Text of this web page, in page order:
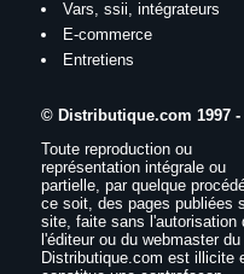
Vars, ssii, intégrateurs
E-commerce
Entretiens
© Distributique.com 1997 -
Toute reproduction ou
représentation intégrale ou
partielle, par quelque
ce soit, des pages publiées
site, faite sans l'autorisation
l'éditeur ou du webmaster
Distributique.com est illicite